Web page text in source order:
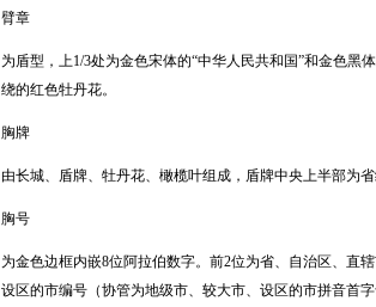
臂章
为盾型，上1/3处为金色宋体的“中华人民共和国”和金色黑
绕的红色牡丹花。
胸牌
由长城、盾牌、牡丹花、橄榄叶组成，盾牌中央上半部为
胸号
为金色边框内嵌8位阿拉伯数字。前2位为省、自治区、直
设区的市编号（协管为地级市、较大市、设区的市拼音首